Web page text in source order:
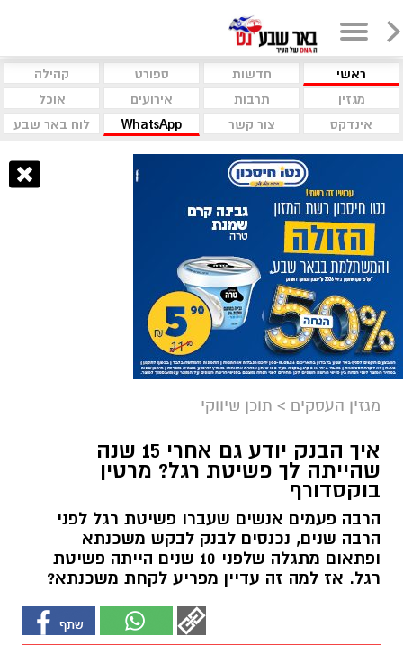
ראשי חדשות ספורט
קהילה
מגזין
תרבות אירועים
אוכל
אינדקס
צור קשר WhatsApp לוח באר שבע
מגזין העסקים > תוכן שיווקי
איך הבנק יודע גם אחרי 15 שנה
שהייתה לך פשיטת רגל? מרטין
בוקסדורף
הרבה פעמים אנשים שעברו פשיטת רגל לפני
הרבה שנים, נכנסים לבנק לבקש משכנתא
ופתאום מתגלה שלפני 10 שנים הייתה פשיטת
רגל. אז למה זה עדיין מפריע לקחת משכנתא?